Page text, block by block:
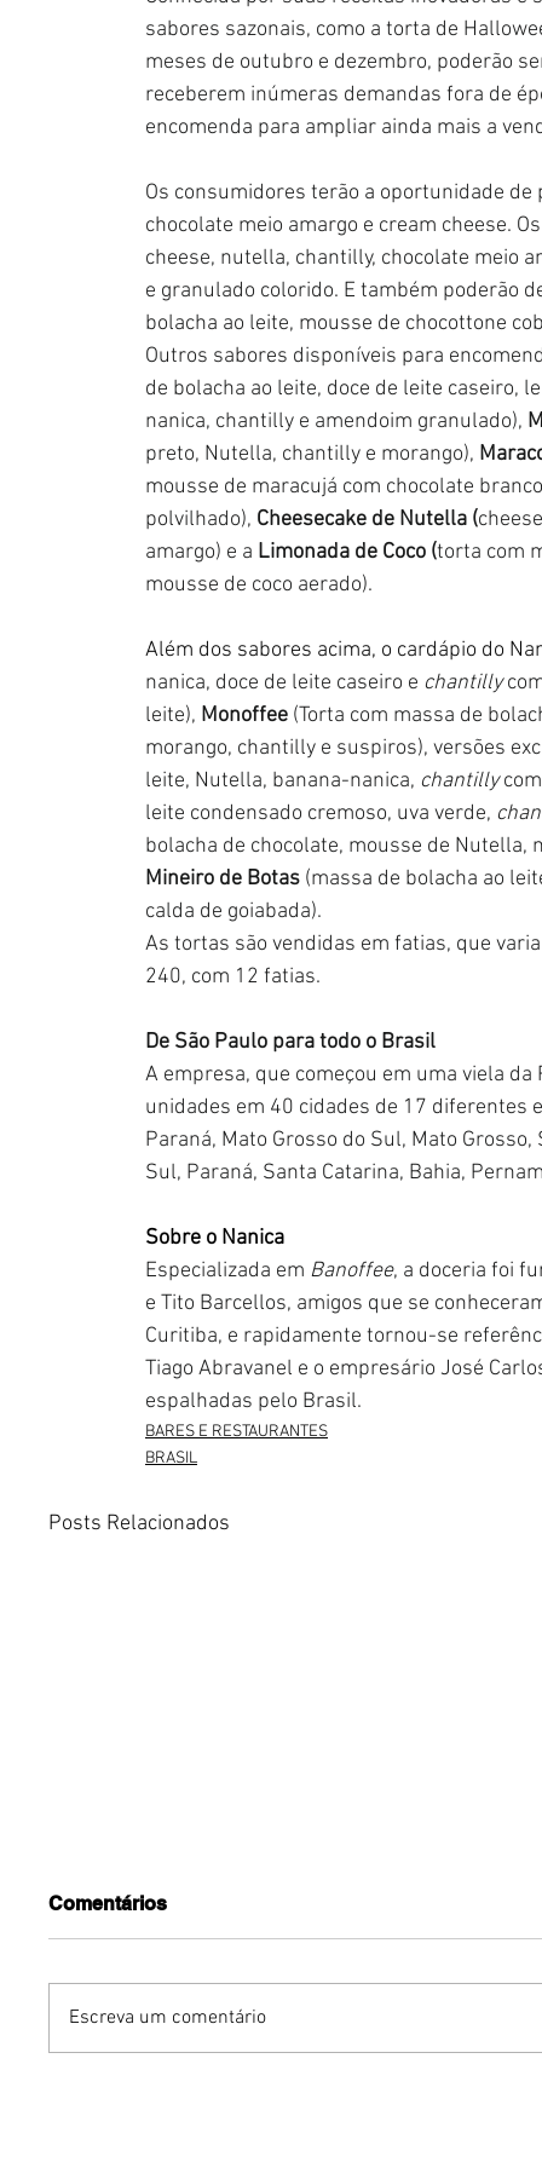
sabores sazonais, como a torta de
meses de outubro e dezembro, poderão
receberem inúmeras demandas fora de
encomenda para ampliar ainda mais a
Os consumidores terão a oportunidade
chocolate meio amargo e cream cheese.
cheese, nutella, chantilly, chocolate meio
e granulado colorido. E também poderão
bolacha ao leite, mousse de chocottone
Outros sabores disponíveis para
de bolacha ao leite, doce de leite caseiro,
nanica, chantilly e amendoim granulado),
preto, Nutella, chantilly e morango),
mousse de maracujá com chocolate
polvilhado), Cheesecake de Nutella (
amargo) e a Limonada de Coco (torta com
mousse de coco aerado).
Além dos sabores acima, o cardápio do
nanica, doce de leite caseiro e chantilly
leite), Monoffee (Torta com massa de
morango, chantilly e suspiros), versões
leite, Nutella, banana-nanica, chantilly
leite condensado cremoso, uva verde,
bolacha de chocolate, mousse de
Mineiro de Botas (massa de bolacha ao
calda de goiabada).
As tortas são vendidas em fatias, que
240, com 12 fatias.
De São Paulo para todo o Brasil
A empresa, que começou em uma viela
unidades em 40 cidades de 17 diferentes
Paraná, Mato Grosso do Sul, Mato
Sul, Paraná, Santa Catarina, Bahia,
Sobre o Nanica
Especializada em Banoffee, a doceria foi
e Tito Barcellos, amigos que se
Curitiba, e rapidamente tornou-se
Tiago Abravanel e o empresário José
espalhadas pelo Brasil.
BARES E RESTAURANTES
BRASIL
Posts Relacionados
Comentários
Escreva um comentário